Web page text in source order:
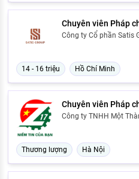
Chuyên viên Pháp
Công ty Cổ phần Satis
14 - 16 triệu Hồ Chí Minh
Chuyên viên Pháp
Công ty TNHH Một
Thương lượng Hà Nội